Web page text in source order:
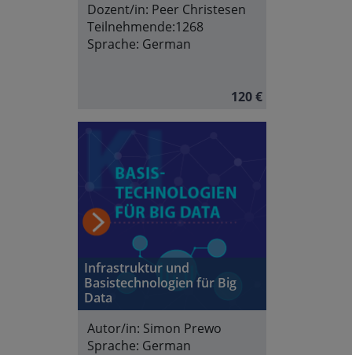
Dozent/in: Peer Christesen
Teilnehmende:1268
Sprache: German
120 €
Infrastruktur und
Basistechnologien für Big
Data
Autor/in: Simon Prewo
Sprache: German